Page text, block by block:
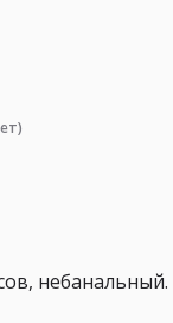
небанальный.